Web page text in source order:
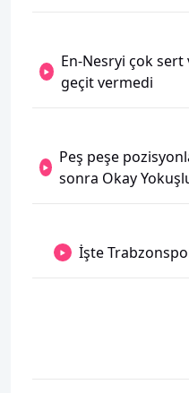
En-Nesryi çok sert
geçit vermedi
Peş peşe
sonra Okay
İşte